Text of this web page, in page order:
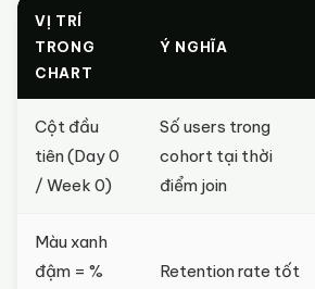
VỊ TRÍ
TRONG
CHART
Ý NGHĨA
Cột đầu
tiên (Day 0
/ Week 0)
Số users trong
cohort tại thời
điểm join
Màu xanh
đậm = %
Retention rate tốt